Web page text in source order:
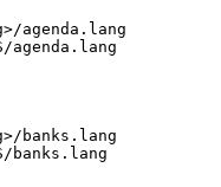
agenda.lang
agenda.lang
banks.lang
banks.lang